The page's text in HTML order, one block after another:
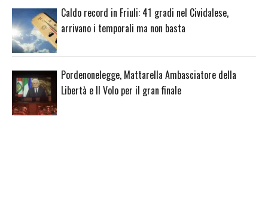
Caldo record in Friuli: 41 gradi nel Cividalese,
arrivano i temporali ma non basta
Pordenonelegge, Mattarella Ambasciatore della
Libertà e Il Volo per il gran finale